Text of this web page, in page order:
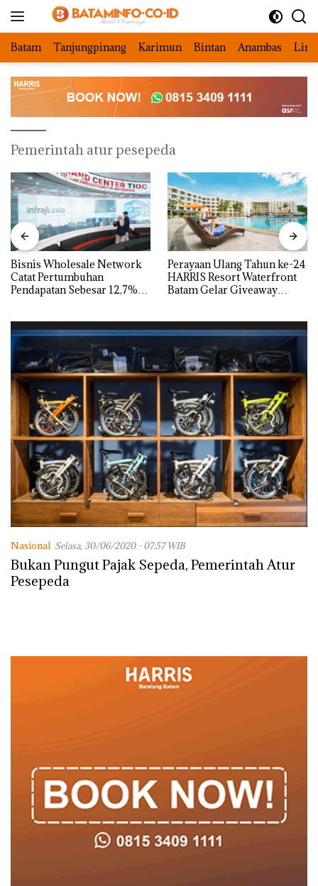
Batam Tanjungpinang Karimun Bintan Anambas
Pemerintah atur pesepeda
Bisnis Wholesale Network
Catat Pertumbuhan
Pendapatan Sebesar 12,7%
Perayaan Ulang Tahun ke-24
HARRIS Resort Waterfront
Batam Gelar Giveaway
Nasional Selasa, 30/06/2020 - 07:57 WIB
Bukan Pungut Pajak Sepeda, Pemerintah Atur
Pesepeda